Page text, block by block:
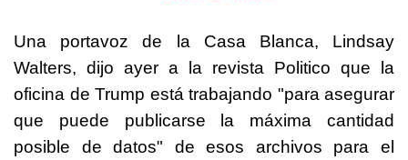
Una portavoz de la Casa Blanca, Lindsay
Walters, dijo ayer a la revista Politico que la
oficina de Trump está trabajando "para asegurar
que puede publicarse la máxima cantidad
posible de datos" de esos archivos para el